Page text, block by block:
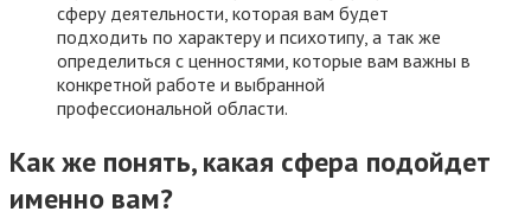
сферу деятельности, которая вам будет
подходить по характеру и психотипу, а так же
определиться с ценностями, которые вам важны в
конкретной работе и выбранной
профессиональной области.
Как же понять, какая сфера подойдет
именно вам?